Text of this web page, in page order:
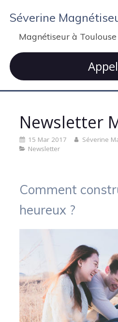
Séverine
Magnétiseur à Toulouse
Newsletter
15 Mar 2017
Séverine
Newsletter
Comment
heureux ?